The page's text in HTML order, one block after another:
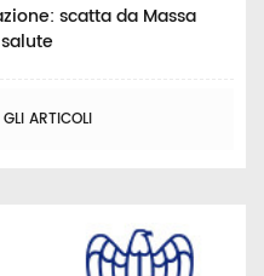
scatta da Massa
ARTICOLI